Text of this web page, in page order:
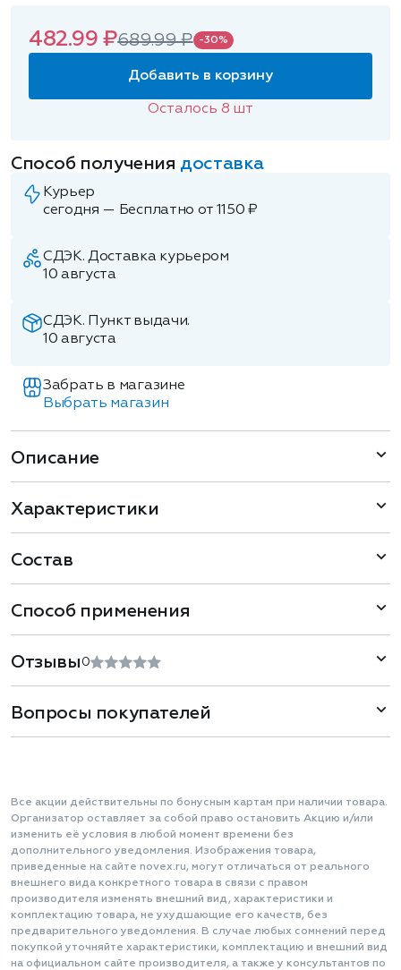
482.99 ₽689.99 ₽ -30%
Добавить в корзину
Осталось 8 шт
Способ получения доставка
Курьер
сегодня — Бесплатно от 1150 ₽
СДЭК. Доставка курьером
10 августа
СДЭК. Пункт выдачи.
10 августа
Забрать в магазине
Выбрать магазин
Описание
Характеристики
Состав
Способ применения
Отзывы 0
Вопросы покупателей
Все акции действительны по бонусным картам при наличии товара.
Организатор оставляет за собой право остановить Акцию и/или
изменить её условия в любой момент времени без
дополнительного уведомления. Изображения товара,
приведенные на сайте novex.ru, могут отличаться от реального
внешнего вида конкретного товара в связи с правом
производителя изменять внешний вид, характеристики и
комплектацию товара, не ухудшающие его качеств, без
предварительного уведомления. В случае любых сомнений перед
покупкой уточняйте характеристики, комплектацию и внешний вид
на официальном сайте производителя, а также у консультантов по